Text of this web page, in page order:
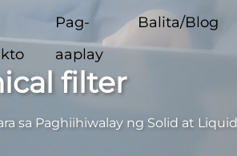
Pag-
aaplay
Balita/Blog
filter
sa Paghiihiwalay ng Solid at Liquid